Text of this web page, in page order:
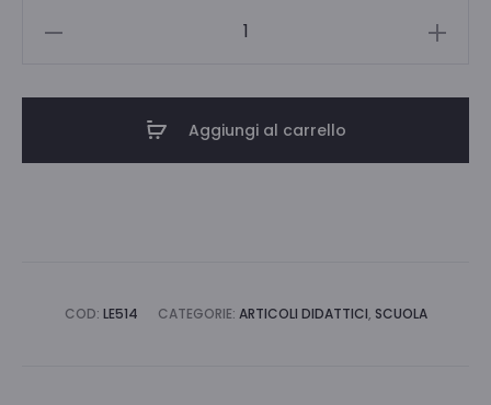
Aggiungi al carrello
COD: LE514 CATEGORIE: ARTICOLI DIDATTICI, SCUOLA